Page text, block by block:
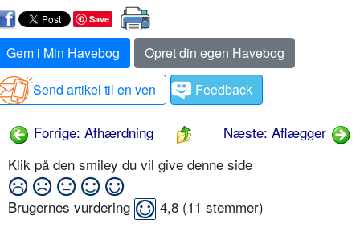
Save
Gem i Min Havebog
Opret din egen Havebog
Send artikel til en ven
Feedback
Forrige: Afhærdning
Næste: Aflægger
Klik på den smiley du vil give denne side
Brugernes vurdering 4,8 (11 stemmer)